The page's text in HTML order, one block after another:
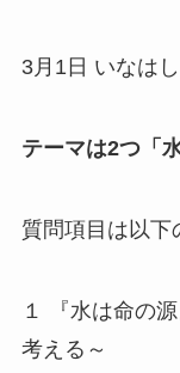
3月1日 いなは
テーマは2つ「
質問項目は以下
１ 『水は命の
考える～